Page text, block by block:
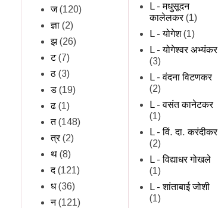
ज (120)
ज्ञा (2)
झ (26)
ट (7)
ठ (3)
ड (19)
ढ (1)
त (148)
त्र (2)
थ (8)
द (121)
ध (36)
न (121)
L - मधुसूदन
कालेलकर (1)
L - योगेश (1)
L - योगेश्वर अभ्यंकर
(3)
L - वंदना विटणकर
(2)
L - वसंत कानेटकर
(1)
L - विं. दा. करंदीकर
(2)
L - विद्याधर गोखले
(1)
L - शांताबाई जोशी
(1)